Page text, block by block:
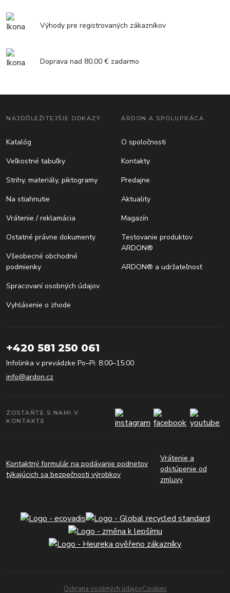
Výhody pre registrovaných zákazníkov
Doprava nad 80,00 € zadarmo
NAJDÔLEŽITEJŠIE ODKAZY
Katalóg
Veľkostné tabuľky
Strihy, materiály, piktogramy
Na stiahnutie
Vrátenie / reklamácia
Ostatné právne dokumenty
Všeobecné obchodné
podmienky
Spracovaní osobných údajov
Vyhlásenie o zhode
ARDON A SPOLUPRÁCA
O spoločnosti
Kontakty
Predajne
Aktuality
Magazín
Testovanie produktov
ARDON®
ARDON® a udržateľnosť
+420 581 250 061
Infolinka v prevádzke Po–Pi: 8:00–15:00
info@ardon.cz
ZOSTAŇTE S NAMI V
KONTAKTE
Kontaktný formulár na podávanie podnetov
týkajúcich sa bezpečnosti výrobkov
Vrátenie a
odstúpenie od
zmluvy
Ochrana osobných údajovCookies